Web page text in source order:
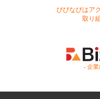
びびなびはア
取り
- 企